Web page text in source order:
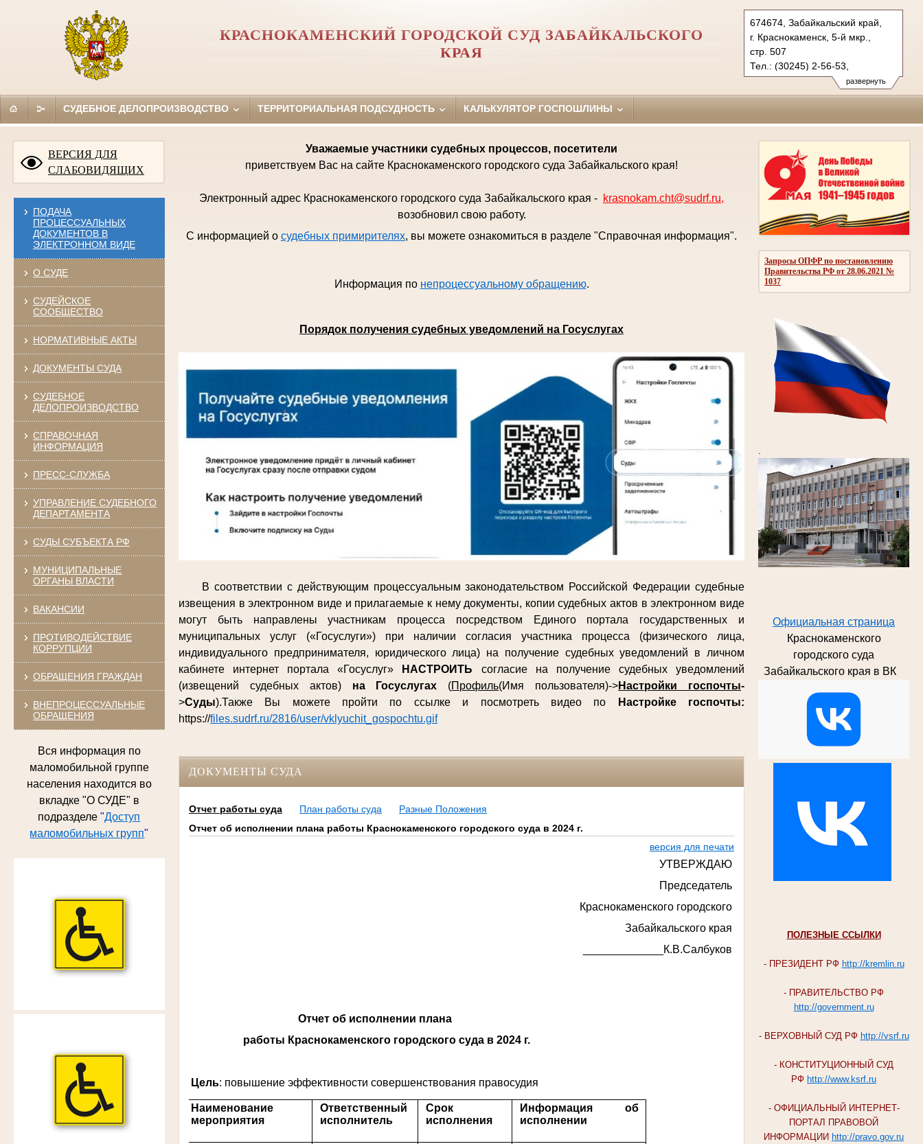
развернуть
674674, Забайкальский край,
г. Краснокаменск, 5-й мкр.,
стр. 507
Тел.: (30245) 2-56-53,
(3022) 23-83-71 (ф.)
krasnokam.cht@sudrf.ru
КРАСНОКАМЕНСКИЙ ГОРОДСКОЙ СУД ЗАБАЙКАЛЬСКОГО
КРАЯ
СУДЕБНОЕ ДЕЛОПРОИЗВОДСТВО ТЕРРИТОРИАЛЬНАЯ ПОДСУДНОСТЬ КАЛЬКУЛЯТОР ГОСПОШЛИНЫ
ВЕРСИЯ ДЛЯ
СЛАБОВИДЯЩИХ
ПОДАЧА
ПРОЦЕССУАЛЬНЫХ
ДОКУМЕНТОВ В
ЭЛЕКТРОННОМ ВИДЕ
О СУДЕ
СУДЕЙСКОЕ
СООБЩЕСТВО
НОРМАТИВНЫЕ АКТЫ
ДОКУМЕНТЫ СУДА
СУДЕБНОЕ
ДЕЛОПРОИЗВОДСТВО
СПРАВОЧНАЯ
ИНФОРМАЦИЯ
ПРЕСС-СЛУЖБА
УПРАВЛЕНИЕ СУДЕБНОГО
ДЕПАРТАМЕНТА
СУДЫ СУБЪЕКТА РФ
МУНИЦИПАЛЬНЫЕ
ОРГАНЫ ВЛАСТИ
ВАКАНСИИ
ПРОТИВОДЕЙСТВИЕ
КОРРУПЦИИ
ОБРАЩЕНИЯ ГРАЖДАН
ВНЕПРОЦЕССУАЛЬНЫЕ
ОБРАЩЕНИЯ
Вся информация по
маломобильной группе
населения находится во
вкладке "О СУДЕ" в
подразделе"Доступ
маломобильных групп"
Запросы ОПФР по постановлению
Правительства РФ от 28.06.2021 №
1037
Официальная страница
Краснокаменского
городского суда
Забайкальского края в ВК
ПОЛЕЗНЫЕ ССЫЛКИ
- ПРЕЗИДЕНТ РФ http://kremlin.ru
- ПРАВИТЕЛЬСТВО РФ
http://government.ru
- ВЕРХОВНЫЙ СУД РФ http://vsrf.ru
- КОНСТИТУЦИОННЫЙ СУД
РФ http://www.ksrf.ru
- ОФИЦИАЛЬНЫЙ ИНТЕРНЕТ-
ПОРТАЛ ПРАВОВОЙ
ИНФОРМАЦИИ http://pravo.gov.ru
Уважаемые участники судебных процессов, посетители
приветствуем Вас на сайте Краснокаменского городского суда Забайкальского края!
Электронный адрес Краснокаменского городского суда Забайкальского края - krasnokam.cht@sudrf.ru,
возобновил свою работу.
С информацией о судебных примирителях, вы можете ознакомиться в разделе "Справочная информация".
Информация по непроцессуальному обращению.
Порядок получения судебных уведомлений на Госуслугах
В соответствии с действующим процессуальным законодательством Российской Федерации судебные
извещения в электронном виде и прилагаемые к нему документы, копии судебных актов в электронном виде
могут быть направлены участникам процесса посредством Единого портала государственных и
муниципальных услуг («Госуслуги») при наличии согласия участника процесса (физического лица,
индивидуального предпринимателя, юридического лица) на получение судебных уведомлений в личном
кабинете интернет портала «Госуслуг»
НАСТРОИТЬ согласие на получение судебных уведомлений
(извещений судебных актов) на Госуслугах (Профиль(Имя пользователя)->Настройки госпочты-
>Суды).Также Вы можете пройти по ссылке и посмотреть видео по
Настройке госпочты:
https://files.sudrf.ru/2816/user/vklyuchit_gospochtu.gif
ДОКУМЕНТЫ СУДА
Отчет работы суда План работы суда
Разные Положения
Отчет об исполнении плана работы Краснокаменского городского суда в 2024 г.
версия для печати
УТВЕРЖДАЮ
Председатель
Краснокаменского городского
Забайкальского края
_____________К.В.Салбуков
Отчет об исполнении плана
работы Краснокаменского городского суда в 2024 г.
Цель: повышение эффективности совершенствования правосудия
Наименование
мероприятия
Ответственный
исполнитель
Срок
исполнения
Информация об
исполнении